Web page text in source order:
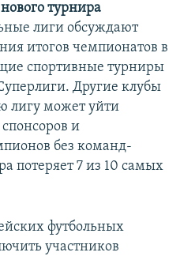
турнира
лиги обсуждают
итогов чемпионатов в
спортивные турниры
Другие клубы
лигу может уйти
и
без команд-
потеряет 7 из 10 самых
футбольных
участников